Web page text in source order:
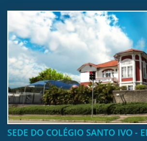
SEDE DO COLÉGIO SANTO IVO -